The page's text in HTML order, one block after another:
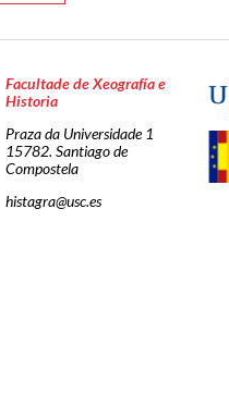
Facultade de Xeografía e
Historia
Praza da Universidade 1
15782. Santiago de
Compostela
histagra@usc.es